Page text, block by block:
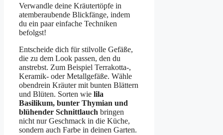
Verwandle deine Kräutertöpfe in
atemberaubende Blickfänge, indem
du ein paar einfache Techniken
befolgst!
Entscheide dich für stilvolle Gefäße,
die zu dem Look passen, den du
anstrebst. Zum Beispiel Terrakotta-,
Keramik- oder Metallgefäße. Wähle
obendrein Kräuter mit bunten Blättern
und Blüten. Sorten wie lila
Basilikum, bunter Thymian und
blühender Schnittlauch bringen
nicht nur Geschmack in die Küche,
sondern auch Farbe in deinen Garten.